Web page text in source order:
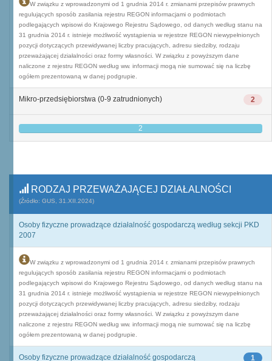
W związku z wprowadzonymi od 1 grudnia 2014 r. zmianami przepisów prawnych
regulujących sposób zasilania rejestru REGON informacjami o podmiotach
podlegających wpisowi do Krajowego Rejestru Sądowego, od danych według stanu na
31 grudnia 2014 r. istnieje możliwość wystąpienia w rejestrze REGON niewypełnionych
pozycji dotyczących przewidywanej liczby pracujących, adresu siedziby, rodzaju
przeważającej działalności oraz formy własności. W związku z powyższym dane
naliczone z rejestru REGON według ww. informacji mogą nie sumować się na liczbę
ogółem prezentowaną w danej podgrupie.
2
Mikro-przedsiębiorstwa (0-9 zatrudnionych)
2
RODZAJ PRZEWAŻAJĄCEJ DZIAŁALNOŚCI
(Źródło: GUS, 31.XII.2024)
Osoby fizyczne prowadzące działalność gospodarczą według sekcji PKD
2007
W związku z wprowadzonymi od 1 grudnia 2014 r. zmianami przepisów prawnych
regulujących sposób zasilania rejestru REGON informacjami o podmiotach
podlegających wpisowi do Krajowego Rejestru Sądowego, od danych według stanu na
31 grudnia 2014 r. istnieje możliwość wystąpienia w rejestrze REGON niewypełnionych
pozycji dotyczących przewidywanej liczby pracujących, adresu siedziby, rodzaju
przeważającej działalności oraz formy własności. W związku z powyższym dane
naliczone z rejestru REGON według ww. informacji mogą nie sumować się na liczbę
ogółem prezentowaną w danej podgrupie.
1
Osoby fizyczne prowadzące działalność gospodarczą